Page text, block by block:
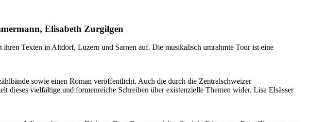
Elisabeth Zurgilgen
Texten in Altdorf, Luzern und Sarnen auf. Die musikalisch umrahmte Tour ist eine
sowie einen Roman veröffentlicht. Auch die durch die Zentralschweizer
dieses vielfältige und formenreiche Schreiben über existenzielle Themen wider. Lisa Elsässer